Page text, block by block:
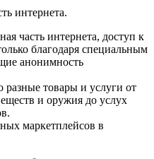
интернета.
часть интернета, доступ к
благодаря специальным
анонимность
товары и услуги от
и оружия до услух
маркетплейсов в